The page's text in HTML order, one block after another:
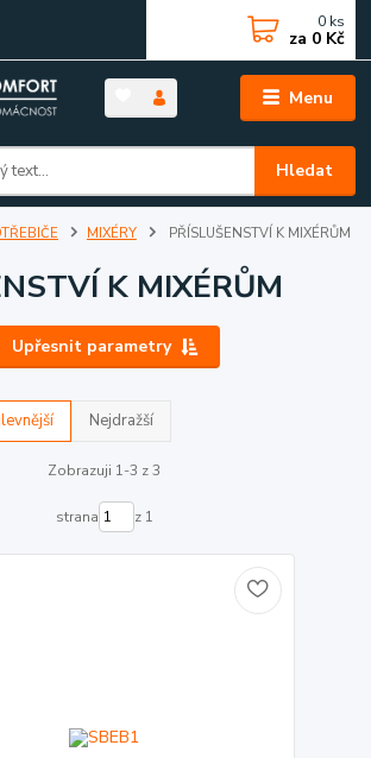
Menu
Hledat
0 ks
za 0 Kč
MIXÉRY PŘÍSLUŠENSTVÍ K MIXÉRŮM
K MIXÉRŮM
Upřesnit parametry
Nejdražší
Zobrazuji 1-3 z 3
strana z 1